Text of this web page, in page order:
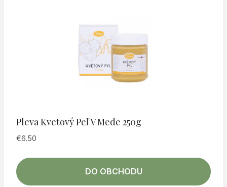
Pleva Kvetový Peľ V Mede 250g
€6.50
DO OBCHODU